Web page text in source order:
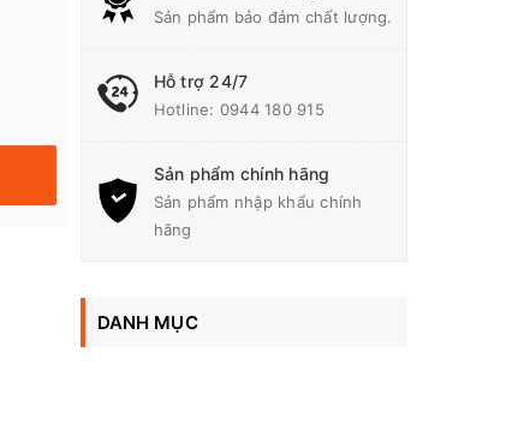
Sản phẩm bảo đảm chất lượng.
Hỗ trợ 24/7
Hotline: 0944 180 915
Sản phẩm chính hãng
Sản phẩm nhập khẩu chính
hãng
DANH MỤC